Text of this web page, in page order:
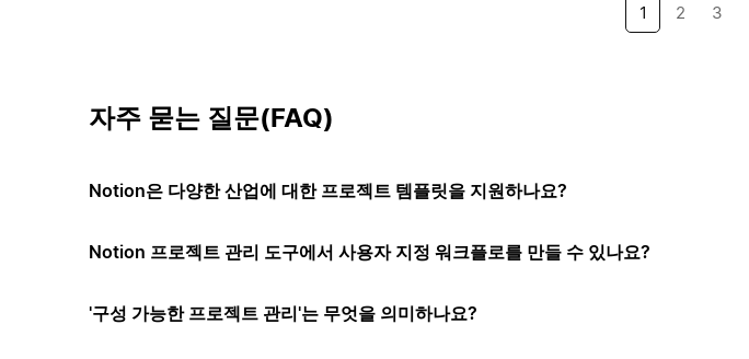
1 2 3
자주 묻는 질문(FAQ)
Notion은 다양한 산업에 대한 프로젝트 템플릿을 지원하나요?
Notion 프로젝트 관리 도구에서 사용자 지정 워크플로를 만들 수 있나요?
'구성 가능한 프로젝트 관리'는 무엇을 의미하나요?